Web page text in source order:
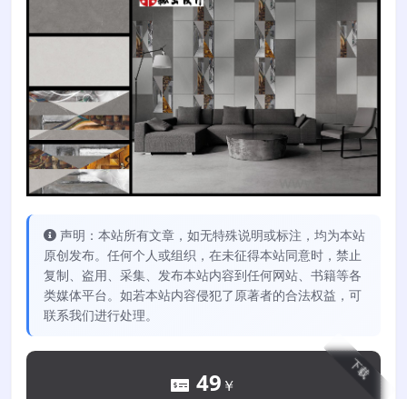
声明：本站所有文章，如无特殊说明或标注，均为本站
原创发布。任何个人或组织，在未征得本站同意时，禁止
复制、盗用、采集、发布本站内容到任何网站、书籍等各
类媒体平台。如若本站内容侵犯了原著者的合法权益，可
联系我们进行处理。
下载
49 ￥